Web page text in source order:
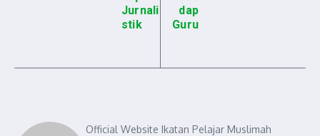
Jurnali
stik
dap
Guru
Official Website Ikatan Pelajar Muslimah